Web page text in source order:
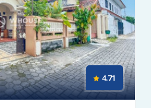
4.71